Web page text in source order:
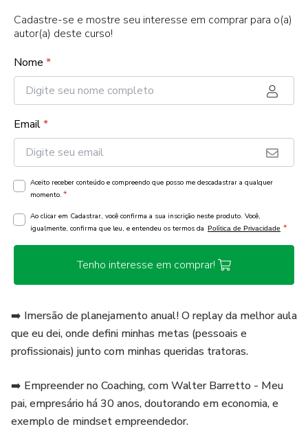
Cadastre-se e mostre seu interesse em comprar para o(a)
autor(a) deste curso!
Nome *
Email*
Aceito receber conteúdo e compreendo que posso me descadastrar a qualquer
momento. *
Ao clicar em Cadastrar, você confirma a sua inscrição neste produto. Você,
igualmente, confirma que leu, e entendeu os termos da Política de Privacidade *
Tenho interesse em comprar!
➡️ Imersão de planejamento anual! O replay da melhor aula
que eu dei, onde defini minhas metas (pessoais e
profissionais) junto com minhas queridas tratoras.
➡️ Empreender no Coaching, com Walter Barretto - Meu
pai, empresário há 30 anos, doutorando em economia, e
exemplo de mindset empreendedor.